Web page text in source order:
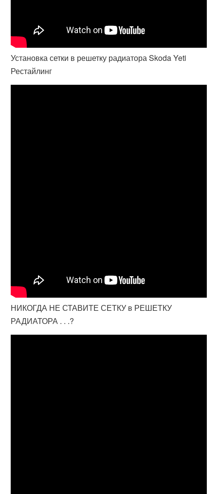
Установка сетки в решетку радиатора Skoda Yeti
Рестайлинг
НИКОГДА НЕ СТАВИТЕ СЕТКУ в РЕШЕТКУ
РАДИАТОРА . . .?